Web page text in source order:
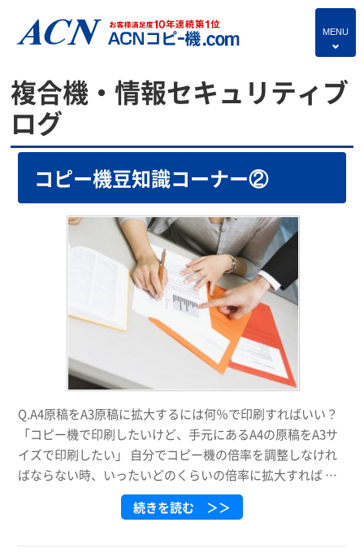
MENU
4
プランのご紹介
保守サービス
コピー機あれこれ
よくあるご質問
独立・開業支援プラン
お問い合わせ
複合機・情報セキュリティブ
ログ
コピー機豆知識コーナー②
Q.A4原稿をA3原稿に拡大するには何％で印刷すればいい？
「コピー機で印刷したいけど、手元にあるA4の原稿をA3サ
イズで印刷したい」 自分でコピー機の倍率を調整しなけれ
ばならない時、いったいどのくらいの倍率に拡大すれば …
続きを読む ＞＞